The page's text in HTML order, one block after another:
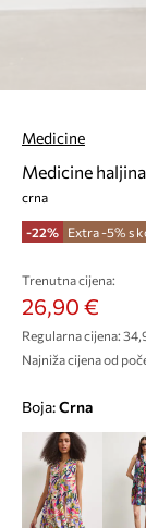
Medicine
Medicine
crna
-22% Extra -5% s
Trenutna cijena:
26,90 €
Regularna cijena:
Najniža cijena od
Boja: crna